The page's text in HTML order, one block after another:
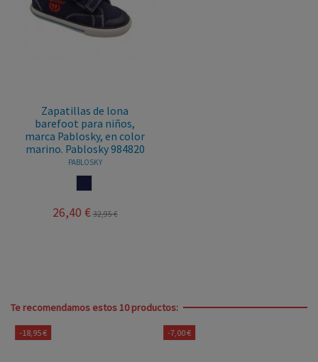
Zapatillas de lona
barefoot para niños,
marca Pablosky, en color
marino. Pablosky 984820
PABLOSKY
26,40 € 32,95 €
Te recomendamos estos 10 productos:
-18,95 € -7,00 €